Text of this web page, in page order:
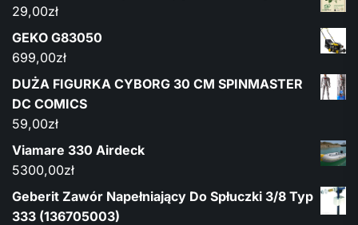
29,00zł
GEKO G83050
699,00zł
DUŻA FIGURKA CYBORG 30 CM SPINMASTER
DC COMICS
59,00zł
Viamare 330 Airdeck
5300,00zł
Geberit Zawór Napełniający Do Spłuczki 3/8 Typ
333 (136705003)